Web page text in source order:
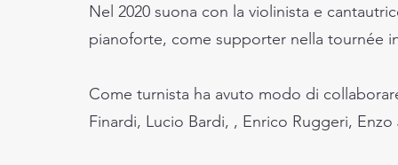
Nel 2020 suona con la violinista e
pianoforte, come supporter nella tournée
Come turnista ha avuto modo di
Finardi, Lucio Bardi, , Enrico Ruggeri,